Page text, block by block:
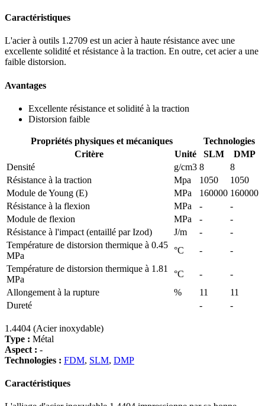
Caractéristiques
L'acier à outils 1.2709 est un acier à haute résistance avec une
excellente solidité et résistance à la traction. En outre, cet acier a une
faible distorsion.
Avantages
Excellente résistance et solidité à la traction
Distorsion faible
Propriétés physiques et mécaniques
Technologies
Critère
Unité SLM
DMP
Densité
g/cm3 8
8
Résistance à la traction
Mpa 1050
1050
Module de Young (E)
MPa 160000 160000
Résistance à la flexion
MPa -
-
Module de flexion
MPa -
-
Résistance à l'impact (entaillé par Izod)
J/m -
-
Température de distorsion thermique à 0.45
MPa
°C -
-
Température de distorsion thermique à 1.81
MPa
°C -
-
Allongement à la rupture
% 11
11
Dureté
- -
1.4404 (Acier inoxydable)
Type : Métal
Aspect : -
Technologies : FDM, SLM, DMP
Caractéristiques